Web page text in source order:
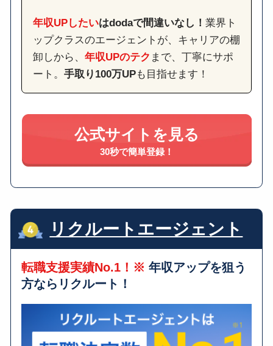
年収UPしたいはdodaで間違いなし！ 業界ト
ップクラスのエージェントが、キャリアの棚
卸しから、 年収UPのテク まで、丁寧にサポ
ート。 手取り100万UPも目指せます！
公式サイトを見る
30秒で簡単登録！
リクルートエージェント
転職支援実績No.1！※ 年収アップを狙う
方ならリクルート！